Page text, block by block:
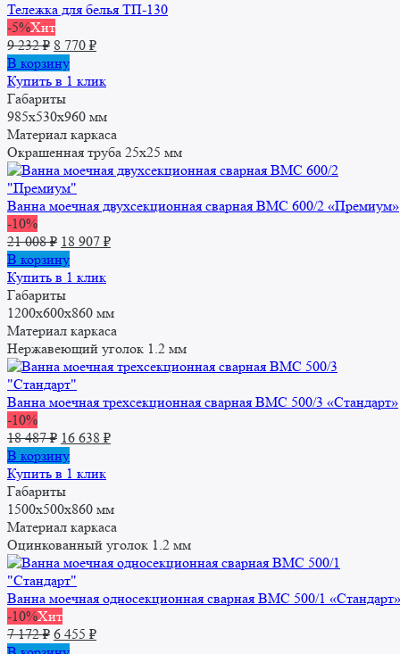
Тележка для белья ТП-130
-5%Хит
9 232₽ Первоначальная
цена
составляла
9
232 ₽.
8 770 ₽Текущая
8
В корзину
Купить в 1 клик
Габариты
985х530х960 мм
Материал каркаса
Окрашенная труба 25x25 мм
Ванна моечная двухсекционная сварная ВМС 600/2 «Премиум»
-10%
21 008₽ Первоначальная
цена
составляла
21
008 ₽.
18 907 ₽Текущая
В корзину
Купить в 1 клик
Габариты
1200х600х860 мм
Материал каркаса
Нержавеющий уголок 1.2 мм
Ванна моечная трехсекционная сварная ВМС 500/3 «Стандарт»
-10%
18 487₽ Первоначальная
цена
составляла
18
487 ₽.
16 638 ₽Текущая
В корзину
Купить в 1 клик
Габариты
1500x500x860 мм
Материал каркаса
Оцинкованный уголок 1.2 мм
Ванна моечная односекционная сварная ВМC 500/1 «Стандарт»
-10%Хит
7 172₽ Первоначальная
6 455 ₽Текущая